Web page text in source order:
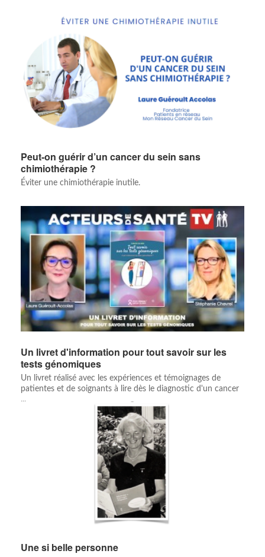
Peut-on guérir d’un cancer du sein sans
chimiothérapie ?
Éviter une chimiothérapie inutile.
Un livret d'information pour tout savoir sur les
tests génomiques
Un livret réalisé avec les expériences et témoignages de
patientes et de soignants à lire dès le diagnostic d'un cancer
...
Une si belle personne